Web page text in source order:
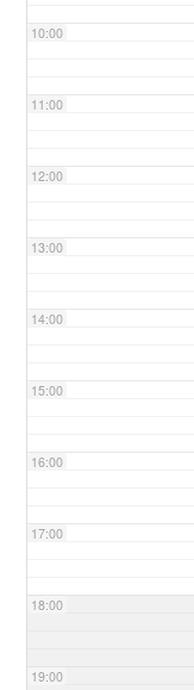
10:00
11:00
12:00
13:00
14:00
15:00
16:00
17:00
18:00
19:00